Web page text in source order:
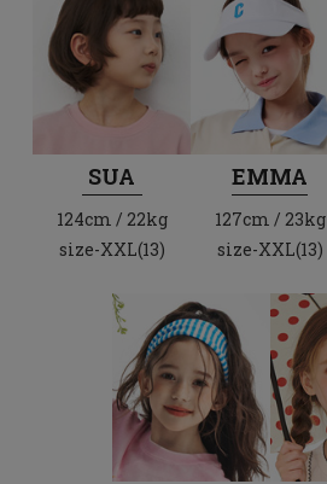
SUA
124cm / 22kg
size-XXL(13)
EMMA
127cm / 23kg
size-XXL(13)